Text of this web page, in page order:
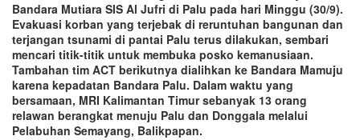
Bandara Mutiara SIS Al Jufri di Palu pada hari Minggu (30/9).
Evakuasi korban yang terjebak di reruntuhan bangunan dan
terjangan tsunami di pantai Palu terus dilakukan, sembari
mencari titik-titik untuk membuka posko kemanusiaan.
Tambahan tim ACT berikutnya dialihkan ke Bandara Mamuju
karena kepadatan Bandara Palu. Dalam waktu yang
bersamaan, MRI Kalimantan Timur sebanyak 13 orang
relawan berangkat menuju Palu dan Donggala melalui
Pelabuhan Semayang, Balikpapan.